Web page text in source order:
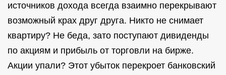
источников дохода всегда взаимно перекрывают
возможный крах друг друга. Никто не снимает
квартиру? Не беда, зато поступают дивиденды
по акциям и прибыль от торговли на бирже.
Акции упали? Этот убыток перекроет банковский